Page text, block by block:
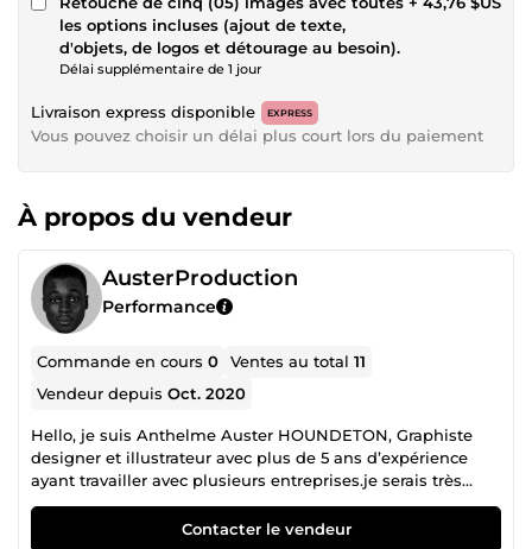
les options incluses (ajout de texte,
d'objets, de logos et détourage au besoin).
Délai supplémentaire de 1 jour
Livraison express disponible EXPRESS
Vous pouvez choisir un délai plus court lors du paiement
À propos du vendeur
AusterProduction
Performance
Commande en cours0 Ventes au total11
Vendeur depuisOct. 2020
Hello, je suis Anthelme Auster HOUNDETON, Graphiste
designer et illustrateur avec plus de 5 ans d’expérience
ayant travailler avec plusieurs entreprises.je serais très
ravie de vous offrir mes services. Alors à tout de suite pour
de une probable collaboration !!!
Contacter le vendeur